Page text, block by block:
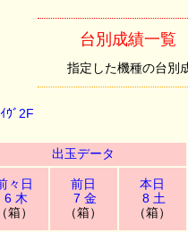
台別成績一覧
指定した機種の台別
ｳﾞ2F
出玉データ
々日
6 木
（箱）
前日
7 金
（箱）
本日
8 土
（箱）